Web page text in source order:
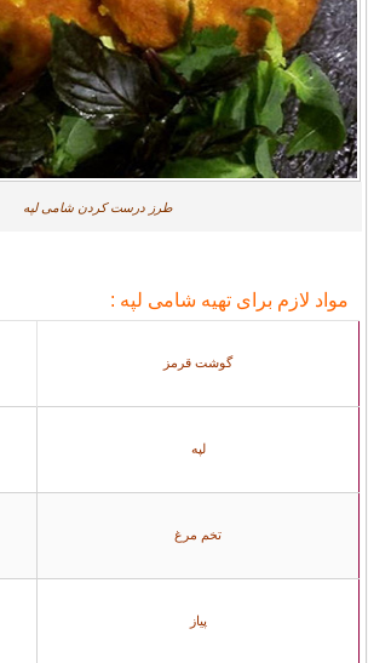
طرز درست کردن شامی لپه
مواد لازم برای تهیه شامی لپه :
گوشت قرمز
لپه
تخم مرغ
پیاز